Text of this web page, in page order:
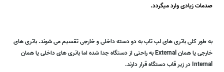
صدمات زیادی وارد میگردد.
به طور کلی باتری های لپ تاپ به دو دسته داخلی و خارجی تقسیم می شوند. باتری های
خارجی یا همان External به راحتی از دستگاه جدا شده اما باتری های داخلی یا همان
Internal در زیر قاب دستگاه قرار دارند.